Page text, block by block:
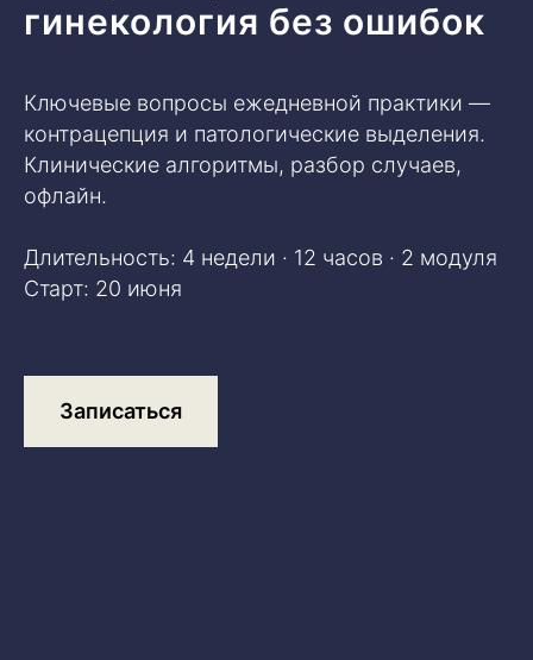
гинекология без ошибок
Ключевые вопросы ежедневной практики —
контрацепция и патологические выделения.
Клинические алгоритмы, разбор случаев,
офлайн.
Длительность: 4 недели · 12 часов · 2 модуля
Старт: 20 июня
Записаться